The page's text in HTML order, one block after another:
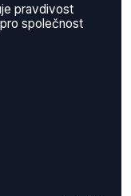
pravdivost
společnost